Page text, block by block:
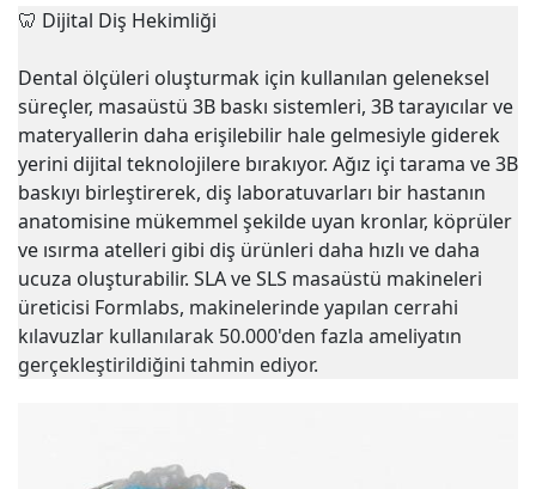
🦷 Dijital Diş Hekimliği
Dental ölçüleri oluşturmak için kullanılan geleneksel
süreçler, masaüstü 3B baskı sistemleri, 3B tarayıcılar ve
materyallerin daha erişilebilir hale gelmesiyle giderek
yerini dijital teknolojilere bırakıyor. Ağız içi tarama ve 3B
baskıyı birleştirerek, diş laboratuvarları bir hastanın
anatomisine mükemmel şekilde uyan kronlar, köprüler
ve ısırma atelleri gibi diş ürünleri daha hızlı ve daha
ucuza oluşturabilir. SLA ve SLS masaüstü makineleri
üreticisi Formlabs, makinelerinde yapılan cerrahi
kılavuzlar kullanılarak 50.000'den fazla ameliyatın
gerçekleştirildiğini tahmin ediyor.